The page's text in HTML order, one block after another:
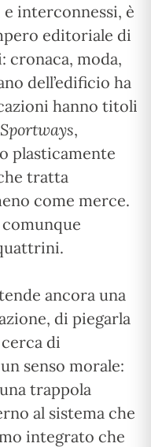
interconnessi, è
editoriale di
moda,
dell’edificio ha
hanno titoli
,
plasticamente
tratta
come merce.
ancora una
di piegarla
di
senso morale:
trappola
al sistema che
integrato che